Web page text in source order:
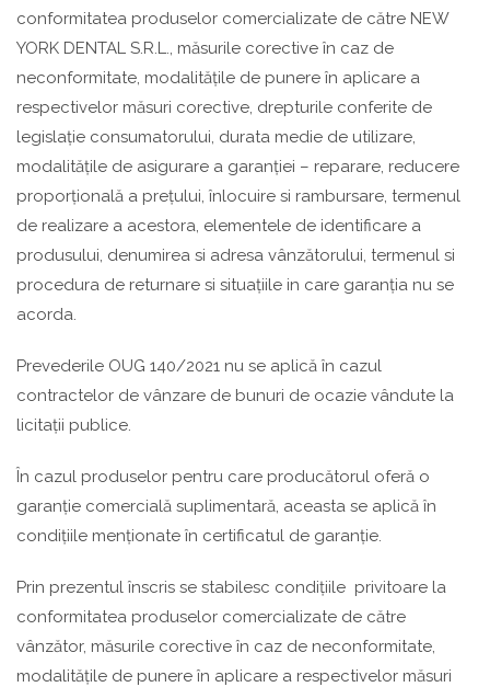
conformitatea produselor comercializate de către NEW
YORK DENTAL S.R.L., măsurile corective în caz de
neconformitate, modalitățile de punere în aplicare a
respectivelor măsuri corective, drepturile conferite de
legislație consumatorului, durata medie de utilizare,
modalitățile de asigurare a garanției – reparare, reducere
proporțională a prețului, înlocuire si rambursare, termenul
de realizare a acestora, elementele de identificare a
produsului, denumirea si adresa vânzătorului, termenul si
procedura de returnare si situațiile in care garanția nu se
acorda.
Prevederile OUG 140/2021 nu se aplică în cazul
contractelor de vânzare de bunuri de ocazie vândute la
licitații publice.
În cazul produselor pentru care producătorul oferă o
garanție comercială suplimentară, aceasta se aplică în
condițiile menționate în certificatul de garanție.
Prin prezentul înscris se stabilesc condițiile privitoare la
conformitatea produselor comercializate de către
vânzător, măsurile corective în caz de neconformitate,
modalitățile de punere în aplicare a respectivelor măsuri